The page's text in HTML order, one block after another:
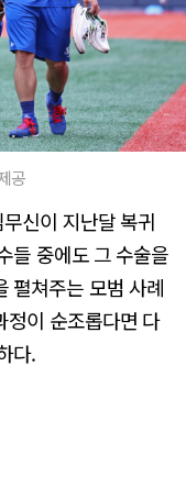
공
신이 지난달 복귀
들 중에도 그 수술을
펼쳐주는 모범 사례
정이 순조롭다면 다
다.